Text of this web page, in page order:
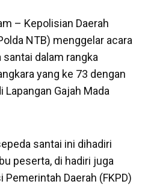
– Kepolisian Daerah
NTB) menggelar acara
dalam rangka
yang ke 73 dengan
Gajah Mada
santai ini dihadiri
peserta, di hadiri juga
Daerah (FKPD)